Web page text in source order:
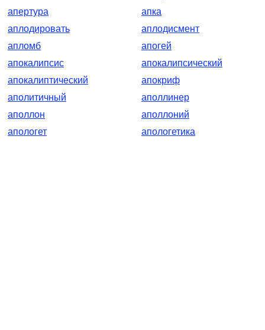
апертура
апка
аплодировать
аплодисмент
апломб
апогей
апокалипсис
апокалипсический
апокалиптический
апокриф
аполитичный
аполлинер
аполлон
аполлоний
апологет
апологетика